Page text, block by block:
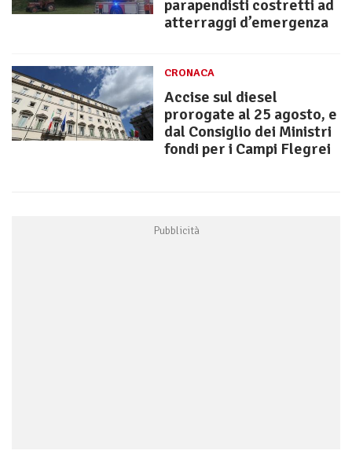
parapendisti costretti ad
atterraggi d’emergenza
CRONACA
Accise sul diesel
prorogate al 25 agosto, e
dal Consiglio dei Ministri
fondi per i Campi Flegrei